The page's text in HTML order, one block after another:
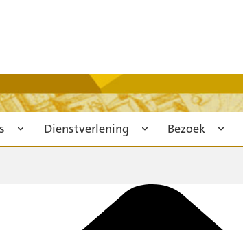
Dienstverlening Bezoek